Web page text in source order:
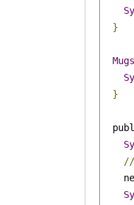
}
Mugs
}
//